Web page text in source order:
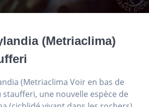
(Metriaclima)
(Metriaclima Voir en bas de
staufferi, une nouvelle espèce de